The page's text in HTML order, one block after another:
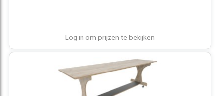
Log in om prijzen te bekijken